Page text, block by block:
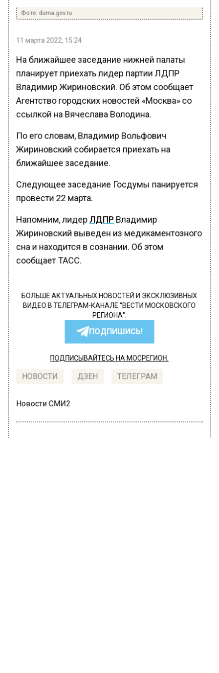
Фото: duma.gov.ru
11 марта 2022, 15:24
На ближайшее заседание нижней палаты
планирует приехать лидер партии ЛДПР
Владимир Жириновский. Об этом сообщает
Агентство городских новостей «Москва» со
ссылкой на Вячеслава Володина.
По его словам, Владимир Вольфович
Жириновский собирается приехать на
ближайшее заседание.
Следующее заседание Госдумы панируется
провести 22 марта.
Напомним, лидерЛДПР Владимир
Жириновский выведен из медикаментозного
сна и находится в сознании. Об этом
сообщает ТАСС.
БОЛЬШЕ АКТУАЛЬНЫХ НОВОСТЕЙ И ЭКСКЛЮЗИВНЫХ
ВИДЕО В ТЕЛЕГРАМ-КАНАЛЕ "ВЕСТИ МОСКОВСКОГО
РЕГИОНА".
ПОДПИШИСЬ!
ПОДПИСЫВАЙТЕСЬ НА МОСРЕГИОН:
НОВОСТИ ДЗЕН ТЕЛЕГРАМ
Новости СМИ2